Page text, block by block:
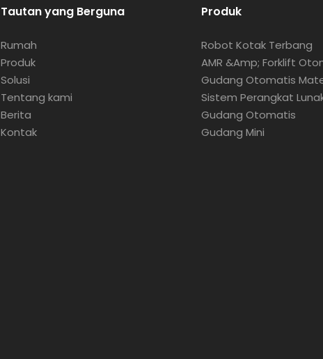
Tautan yang Berguna
Rumah
Produk
Solusi
Tentang kami
Berita
Kontak
Produk
Robot Kotak Terbang
AMR &amp; Forklift
Gudang Otomatis
Sistem Perangkat
Gudang Otomatis
Gudang Mini